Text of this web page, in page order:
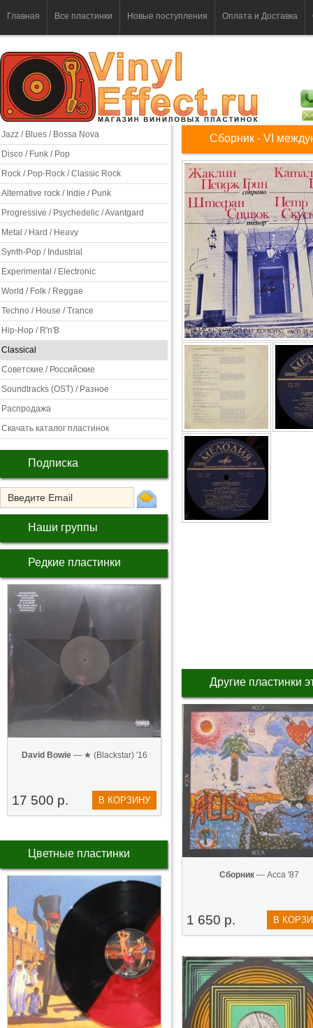
Главная Все пластинки Новые поступления Оплата и Доставка
Jazz / Blues / Bossa Nova
Disco / Funk / Pop
Rock / Pop-Rock / Classic Rock
Alternative rock / Indie / Punk
Progressive / Psychedelic / Avantgard
Metal / Hard / Heavy
Synth-Pop / Industrial
Experimental / Electronic
World / Folk / Reggae
Techno / House / Trance
Hip-Hop / R'n'B
Classical
Советские / Российские
Soundtracks (OST) / Разное
Распродажа
Скачать каталог пластинок
Подписка
Наши группы
Редкие пластинки
David Bowie— ★ (Blackstar) '16
17 500 р. В КОРЗИНУ
Цветные пластинки
Сборник - VI
Другие пластинки
Сборник— Асса '87
1 650 р. В